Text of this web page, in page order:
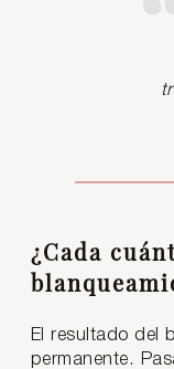
¿Cada
El resultado del
permanente.